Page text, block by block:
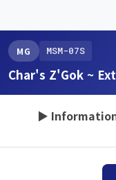
MG MSM-07S
Char's Z'Gok ~
▶